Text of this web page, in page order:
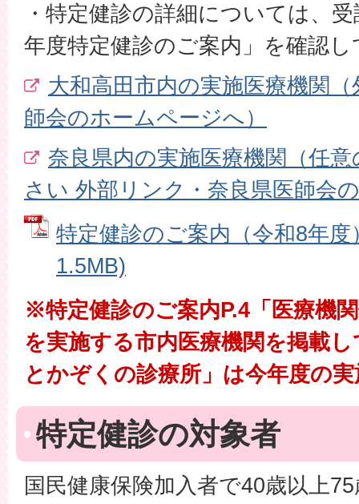
・特定健診の詳細については、
年度特定健診のご案内」を確認
大和高田市内の実施医療機関
師会のホームページへ）
奈良県内の実施医療機関（任
さい 外部リンク・奈良県医師会
特定健診のご案内（令和8年
1.5MB)
※特定健診のご案内P.4「医療機
を実施する市内医療機関を掲載
とかぞくの診療所」は今年度の
特定健診の対象者
国民健康保険加入者で40歳以上